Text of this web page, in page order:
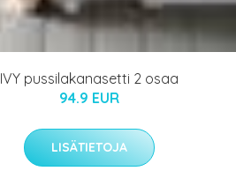
IVY pussilakanasetti 2 osaa
94.9 EUR
LISÄTIETOJA